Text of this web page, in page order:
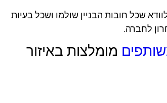
שכל חובות הבניין שולמו ושכל בעיות
לחברה.
מומלצות באיזור